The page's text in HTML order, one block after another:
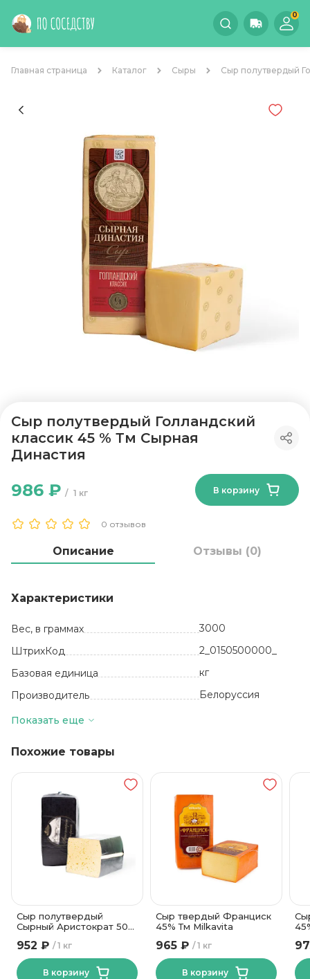
0
Главная страница Каталог Сыры Сыр полутвердый
Сыр полутвердый Голландский
классик 45 % Тм Сырная
Династия
0 отзывов
1 кг
986 ₽ В корзину
Описание Отзывы (0)
Характеристики
Вес, в граммах
3000
ШтрихКод
2_0150500000_
Базовая единица
кг
Производитель
Белоруссия
Вид
Температура хранения
Жирность, %
Вид упаковки
Полимерная
пленка
Показать еще
Похожие товары
Сыр полутвердый
Сырный Аристократ 50%
1 кг
952 ₽
В корзину
Сыр твердый Франциск
45% Тм Milkavita
1 кг
965 ₽
В корзину